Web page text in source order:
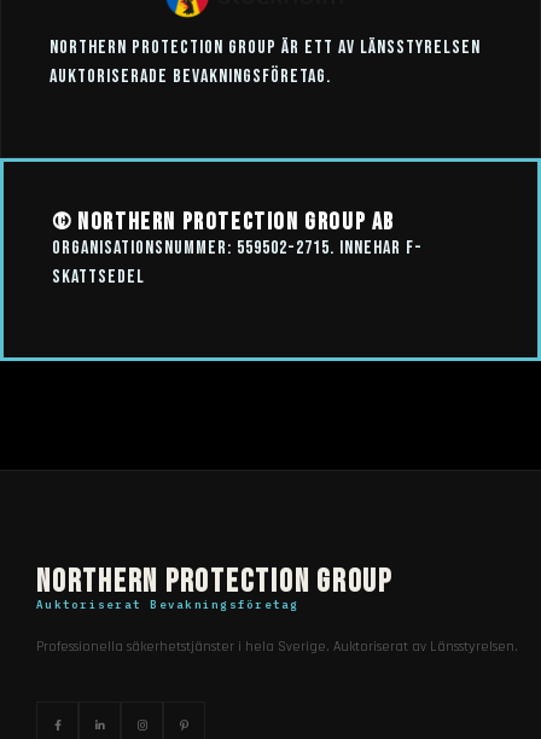
Northern Protection Group är ett av Länsstyrelsen
auktoriserade bevakningsföretag.
© Northern Protection Group AB
Organisationsnummer: 559502-2715. Innehar F-
skattsedel
Northern Protection Group
Auktoriserat Bevakningsföretag
Professionella säkerhetstjänster i hela Sverige. Auktoriserat av Länsstyrelsen.